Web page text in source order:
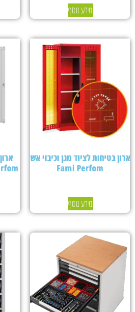
מידע נוסף
ארון בטיחות לציוד מגן וכיבוי אש
Fami Perfom
מידע נוסף